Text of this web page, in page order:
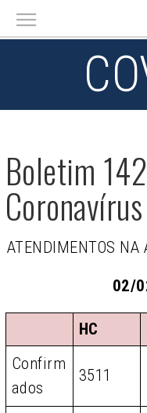
Main menu
Boletim
Coronavírus
ATENDIMENTOS NA
02/
HC
Confirm
ados
3511